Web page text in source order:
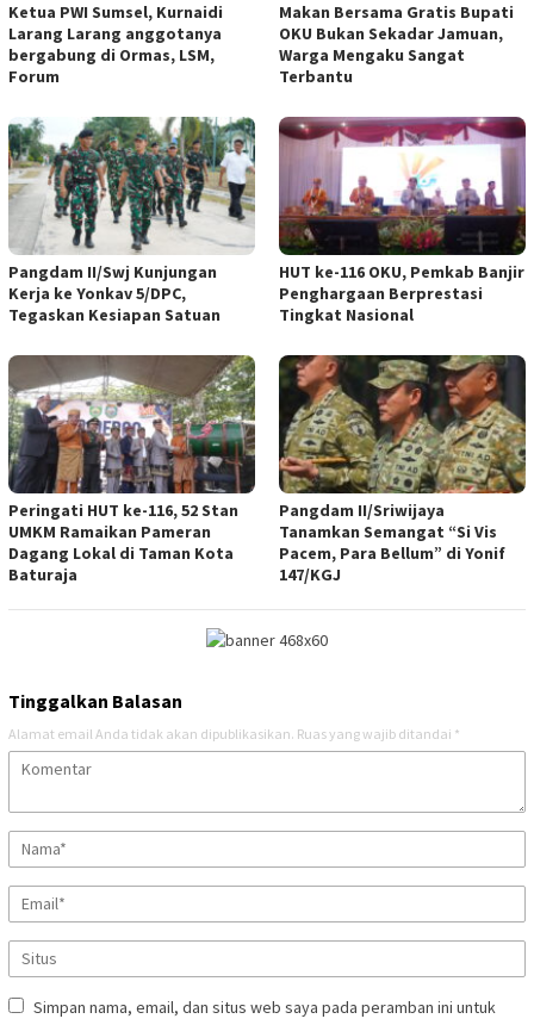
Ketua PWI Sumsel, Kurnaidi
Larang Larang anggotanya
bergabung di Ormas, LSM,
Forum
Makan Bersama Gratis Bupati
OKU Bukan Sekadar Jamuan,
Warga Mengaku Sangat
Terbantu
Pangdam II/Swj Kunjungan
Kerja ke Yonkav 5/DPC,
Tegaskan Kesiapan Satuan
HUT ke-116 OKU, Pemkab Banjir
Penghargaan Berprestasi
Tingkat Nasional
Peringati HUT ke-116, 52 Stan
UMKM Ramaikan Pameran
Dagang Lokal di Taman Kota
Baturaja
Pangdam II/Sriwijaya
Tanamkan Semangat “Si Vis
Pacem, Para Bellum” di Yonif
147/KGJ
Tinggalkan Balasan
Alamat email Anda tidak akan dipublikasikan. Ruas yang wajib ditandai *
Simpan nama, email, dan situs web saya pada peramban ini untuk